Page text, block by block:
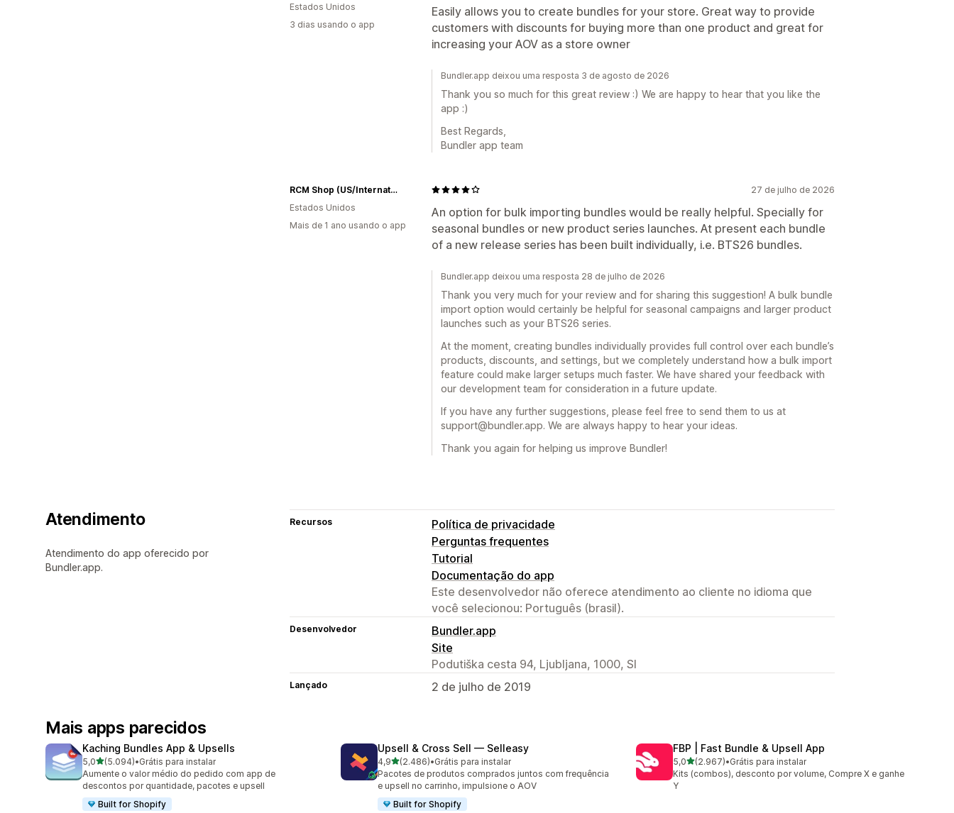
Easily allows you to create bundles for your store. Great way to provide
customers with discounts for buying more than one product and great for
increasing your AOV as a store owner
Estados Unidos
3 dias usando o app
Bundler.app deixou uma resposta 3 de agosto de 2026
Thank you so much for this great review :) We are happy to hear that you like the
app :)
Best Regards,
Bundler app team
27 de julho de 2026
An option for bulk importing bundles would be really helpful. Specially for
seasonal bundles or new product series launches. At present each bundle
of a new release series has been built individually, i.e. BTS26 bundles.
RCM Shop (US/International)
Estados Unidos
Mais de 1 ano usando o app
Bundler.app deixou uma resposta 28 de julho de 2026
Thank you very much for your review and for sharing this suggestion! A bulk bundle
import option would certainly be helpful for seasonal campaigns and larger product
launches such as your BTS26 series.
At the moment, creating bundles individually provides full control over each bundle’s
products, discounts, and settings, but we completely understand how a bulk import
feature could make larger setups much faster. We have shared your feedback with
our development team for consideration in a future update.
If you have any further suggestions, please feel free to send them to us at
support@bundler.app. We are always happy to hear your ideas.
Thank you again for helping us improve Bundler!
Atendimento
Atendimento do app oferecido por
Bundler.app.
Recursos
Política de privacidade
Perguntas frequentes
Tutorial
Documentação do app
Este desenvolvedor não oferece atendimento ao cliente no idioma que
você selecionou: Português (brasil).
Desenvolvedor
Bundler.app
Site
Podutiška cesta 94, Ljubljana, 1000, SI
Lançado 2 de julho de 2019
Mais apps parecidos
Kaching Bundles App & Upsells
5,0de 5 estrelas
(5.094)
5094 avaliações ao todo
•Grátis para instalar
Aumente o valor médio do pedido com app de
descontos por quantidade, pacotes e upsell
Built for Shopify
Upsell & Cross Sell — Selleasy
4,9de 5 estrelas
(2.486)
2486 avaliações ao todo
•Grátis para instalar
Pacotes de produtos comprados juntos com frequência
e upsell no carrinho, impulsione o AOV
Built for Shopify
FBP | Fast Bundle & Upsell App
5,0de 5 estrelas
(2.967)
2967 avaliações ao todo
•Grátis para instalar
Kits (combos), desconto por volume, Compre X e ganhe
Y